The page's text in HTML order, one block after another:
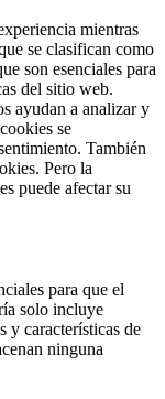
mientras
se clasifican como
son esenciales para
del sitio web.
ayudan a analizar y
se
También
Pero la
puede afectar su
para que el
solo incluye
y características de
ninguna